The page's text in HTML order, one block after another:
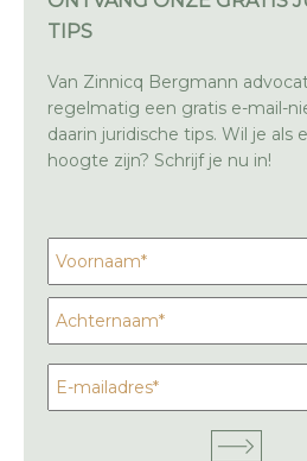
TIPS
Van Zinnicq Bergmann
regelmatig een gratis e-mail-
daarin juridische tips. Wil je als
hoogte zijn? Schrijf je nu in!